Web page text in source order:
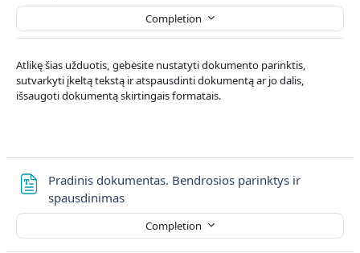
Completion
Atlikę šias užduotis, gebėsite nustatyti dokumento parinktis,
sutvarkyti įkeltą tekstą ir atspausdinti dokumentą ar jo dalis,
išsaugoti dokumentą skirtingais formatais.
Pradinis dokumentas. Bendrosios parinktys ir
spausdinimas
Completion